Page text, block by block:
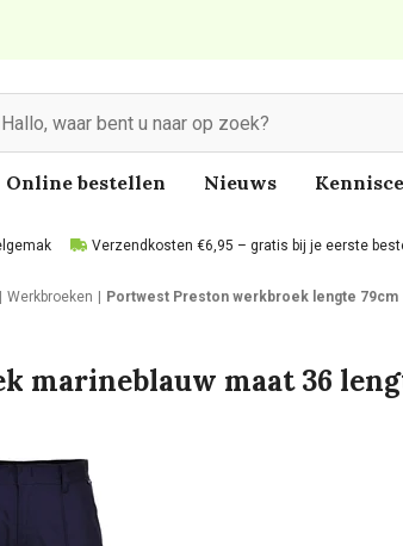
Online bestellen Nieuws
Verzendkosten €6,95 – gratis bij je eerste
Werkbroeken Portwest Preston werkbroek lengte 79cm
marineblauw maat 36